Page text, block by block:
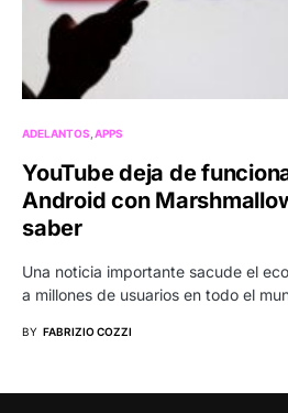
ADELANTOS APPS
YouTube deja de
Android con
saber
Una noticia importante sacude el
a millones de usuarios en todo el
BY FABRIZIO COZZI